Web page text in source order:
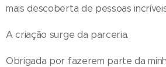
mais descoberta de pessoas
A criação surge da parceria.
Obrigada por fazerem parte da